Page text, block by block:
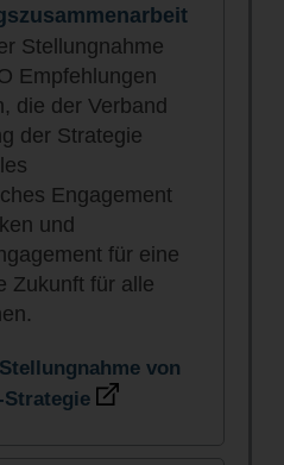
Stellungnahme
Empfehlungen
die der Verband
der Strategie
Engagement
und
für eine
Zukunft für alle
von
Strategie